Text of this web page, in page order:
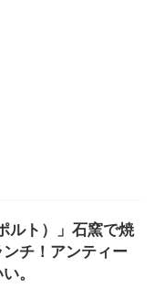
ルト）」石窯で焼
チ！アンティー
。